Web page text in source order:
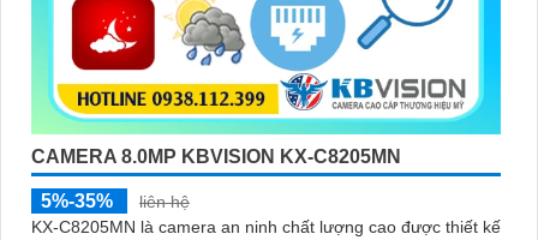
CAMERA 8.0MP KBVISION KX-C8205MN
5%-35%
liên hệ
KX-C8205MN là camera an ninh chất lượng cao được thiết kế